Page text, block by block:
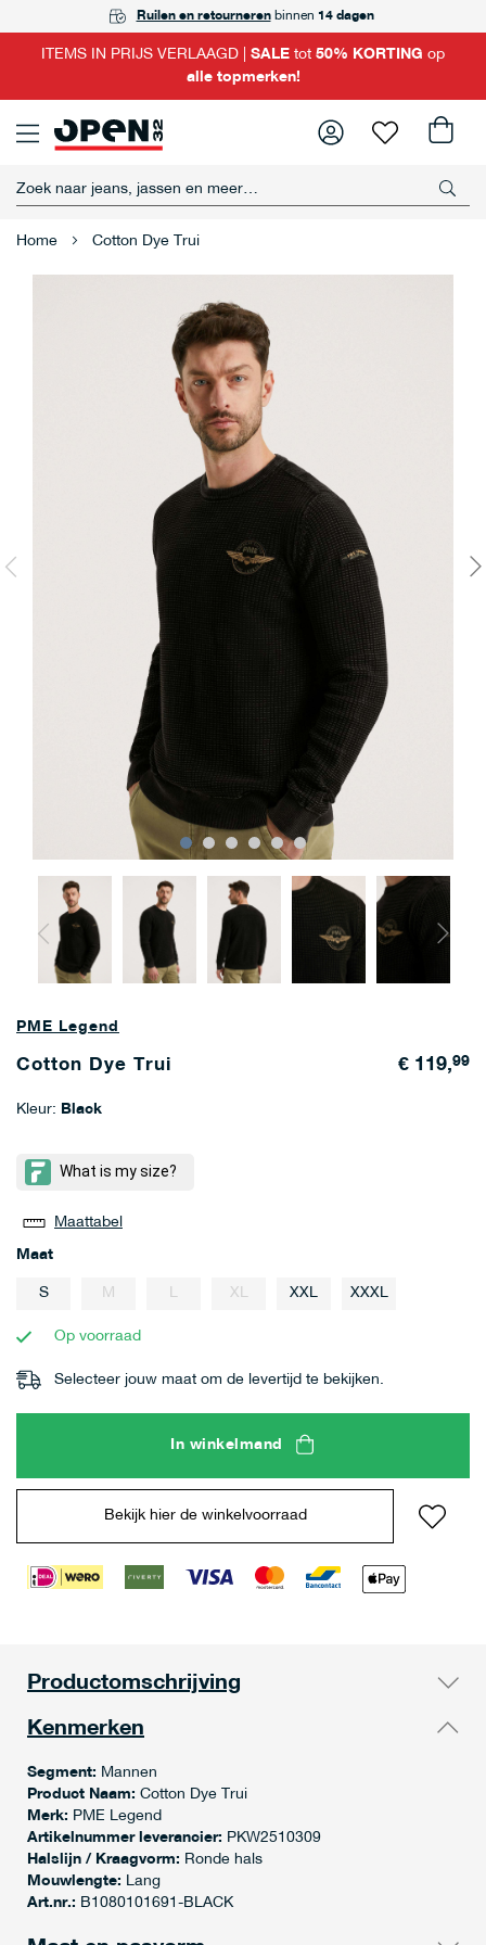
GRATIS ophalen in één van onze winkels
Ruilen en retourneren binnen 14 dagen
Achteraf betalen met Riverty
ITEMS IN PRIJS VERLAAGD | SALE tot 50% KORTING op
alle topmerken!
Home Cotton Dye Trui
PME Legend
Cotton Dye Trui € 119,99
Kleur: Black
Maattabel
Maat
S M L XL XXL XXXL
Op voorraad
Selecteer jouw maat om de levertijd te bekijken.
In winkelmand
Bekijk hier de winkelvoorraad
Productomschrijving
Kenmerken
Segment: Mannen
Product Naam: Cotton Dye Trui
Merk: PME Legend
Artikelnummer leverancier: PKW2510309
Halslijn / Kraagvorm: Ronde hals
Mouwlengte: Lang
Art.nr.: B1080101691-BLACK